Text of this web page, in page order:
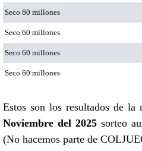
Seco 60 millones
Seco 60 millones
Seco 60 millones
Seco 60 millones
Estos son los resultados de la
Noviembre del 2025 sorteo
(No hacemos parte de